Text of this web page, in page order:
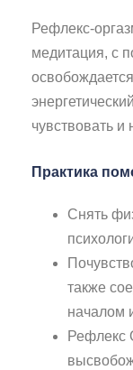
Рефлекс-
медитация, с
чувствовать
Практика
Снять
также
началом
Рефлекс